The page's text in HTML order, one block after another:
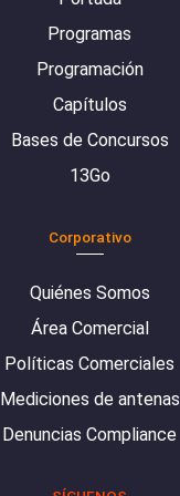
Programas
Programación
Capítulos
Bases de Concursos
13Go
Corporativo
Quiénes Somos
Área Comercial
Políticas Comerciales
Mediciones de antenas
Denuncias Compliance